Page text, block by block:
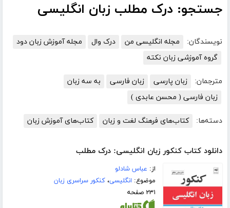
جستجو: درک مطلب زبان انگلیسی
نویسندگان: مجله انگلیسی من درک وال
مجله آموزش زبان دود
گروه آموزشی زبان نکته
مترجمان: زبان پارسی زبان فارسی
به سه زبان
زبان فارسی ( محسن عابدی )
دسته‌ها: کتاب‌های فرهنگ لغت و زبان کتاب‌های آموزش زبان
دانلود کتاب کنکور زبان انگلیسی: درک مطلب
از: عباس شادلو
موضوع: انگلیسی،کنکور سراسری زبان
۲۳۱ صفحه